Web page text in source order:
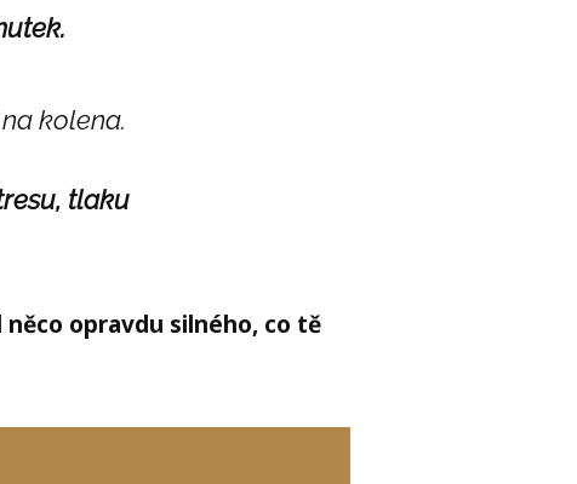
kolena.
tlaku
opravdu silného, co tě